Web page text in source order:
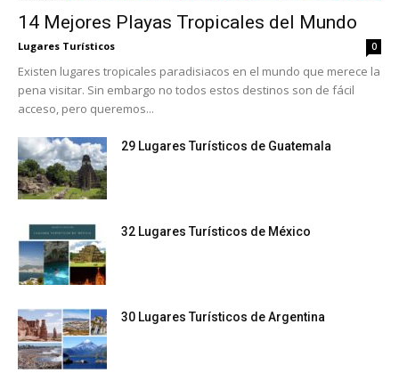
14 Mejores Playas Tropicales del Mundo
Lugares Turísticos 0
Existen lugares tropicales paradisiacos en el mundo que merece la
pena visitar. Sin embargo no todos estos destinos son de fácil
acceso, pero queremos...
29 Lugares Turísticos de Guatemala
32 Lugares Turísticos de México
30 Lugares Turísticos de Argentina